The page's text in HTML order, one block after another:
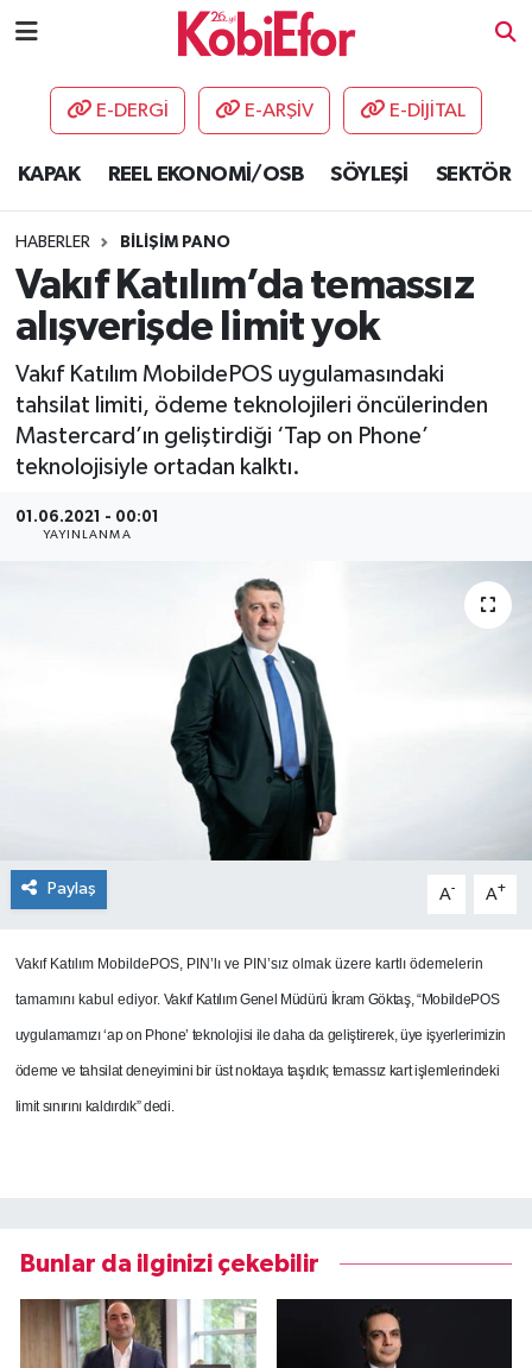
E-DERGİ E-ARŞİV E-DİJİTAL
KAPAK REEL EKONOMİ/OSB SÖYLEŞİ SEKTÖR
HABERLER BİLİŞİM PANO
Vakıf Katılım’da temassız
alışverişde limit yok
Vakıf Katılım MobildePOS uygulamasındaki
tahsilat limiti, ödeme teknolojileri öncülerinden
Mastercard’ın geliştirdiği ‘Tap on Phone’
teknolojisiyle ortadan kalktı.
01.06.2021 - 00:01
YAYINLANMA
Paylaş A- A+
Vakıf Katılım MobildePOS, PIN’lı ve PIN’sız olmak üzere kartlı ödemelerin
tamamını kabul ediyor. Vakıf Katılım Genel Müdürü İkram Göktaş, “MobildePOS
uygulamamızı ‘ap on Phone’ teknolojisi ile daha da geliştirerek, üye işyerlerimizin
ödeme ve tahsilat deneyimini bir üst noktaya taşıdık; temassız kart işlemlerindeki
limit sınırını kaldırdık” dedi.
Bunlar da ilginizi çekebilir
AKADEMİ
DESTEK-TEŞVİK
ETKİNLİK
GÜNCEL
HABERLER
KAPAK
OSB